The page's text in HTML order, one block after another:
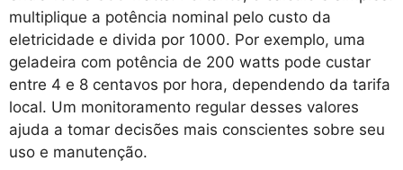
multiplique a potência nominal pelo custo da
eletricidade e divida por 1000. Por exemplo, uma
geladeira com potência de 200 watts pode custar
entre 4 e 8 centavos por hora, dependendo da tarifa
local. Um monitoramento regular desses valores
ajuda a tomar decisões mais conscientes sobre seu
uso e manutenção.